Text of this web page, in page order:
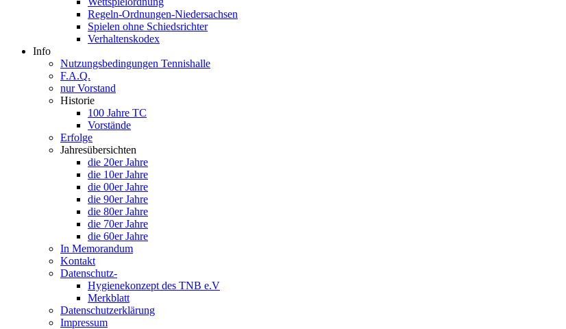
Regeln-Ordnungen-Niedersachsen
Spielen ohne Schiedsrichter
Verhaltenskodex
Info
Nutzungsbedingungen Tennishalle
F.A.Q.
nur Vorstand
Historie
100 Jahre TC
Vorstände
Erfolge
Jahresübersichten
die 20er Jahre
die 10er Jahre
die 00er Jahre
die 90er Jahre
die 80er Jahre
die 70er Jahre
die 60er Jahre
In Memorandum
Kontakt
Datenschutz-
Hygienekonzept des TNB e.V
Merkblatt
Datenschutzerklärung
Impressum